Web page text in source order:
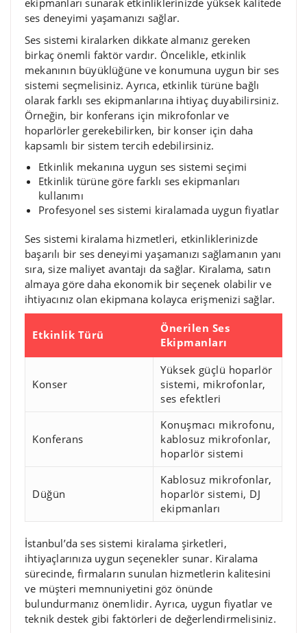
ekipmanları sunarak etkinliklerinizde yüksek kalitede
ses deneyimi yaşamanızı sağlar.
Ses sistemi kiralarken dikkate almanız gereken
birkaç önemli faktör vardır. Öncelikle, etkinlik
mekanının büyüklüğüne ve konumuna uygun bir ses
sistemi seçmelisiniz. Ayrıca, etkinlik türüne bağlı
olarak farklı ses ekipmanlarına ihtiyaç duyabilirsiniz.
Örneğin, bir konferans için mikrofonlar ve
hoparlörler gerekebilirken, bir konser için daha
kapsamlı bir sistem tercih edebilirsiniz.
Etkinlik mekanına uygun ses sistemi seçimi
Etkinlik türüne göre farklı ses ekipmanları
kullanımı
Profesyonel ses sistemi kiralamada uygun fiyatlar
Ses sistemi kiralama hizmetleri, etkinliklerinizde
başarılı bir ses deneyimi yaşamanızı sağlamanın yanı
sıra, size maliyet avantajı da sağlar. Kiralama, satın
almaya göre daha ekonomik bir seçenek olabilir ve
ihtiyacınız olan ekipmana kolayca erişmenizi sağlar.
Etkinlik Türü
Önerilen Ses
Ekipmanları
Konser
Yüksek güçlü hoparlör
sistemi, mikrofonlar,
ses efektleri
Konferans
Konuşmacı mikrofonu,
kablosuz mikrofonlar,
hoparlör sistemi
Düğün
Kablosuz mikrofonlar,
hoparlör sistemi, DJ
ekipmanları
İstanbul’da ses sistemi kiralama şirketleri,
ihtiyaçlarınıza uygun seçenekler sunar. Kiralama
sürecinde, firmaların sunulan hizmetlerin kalitesini
ve müşteri memnuniyetini göz önünde
bulundurmanız önemlidir. Ayrıca, uygun fiyatlar ve
teknik destek gibi faktörleri de değerlendirmelisiniz.